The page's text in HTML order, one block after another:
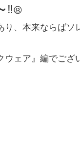
‼😫
、本来ならば
ウェア』編でござ